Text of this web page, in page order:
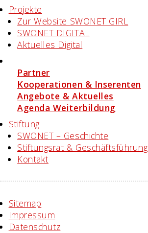
Projekte
Zur Website SWONET GIRL
SWONET DIGITAL
Aktuelles Digital
Partner
Kooperationen & Inserenten
Angebote & Aktuelles
Agenda Weiterbildung
Stiftung
SWONET – Geschichte
Stiftungsrat & Geschäftsführung
Kontakt
Sitemap
Impressum
Datenschutz